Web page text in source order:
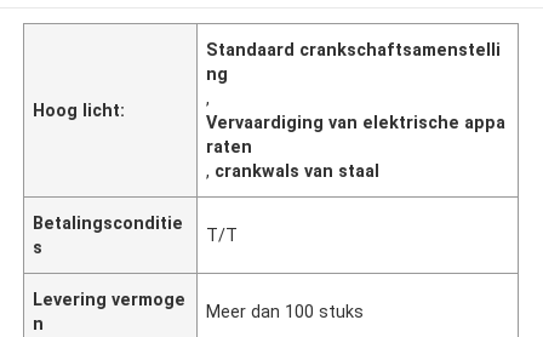
Hoog licht:
Standaard crankschaftsamenstelli
ng
,
Vervaardiging van elektrische appa
raten
, crankwals van staal
Betalingsconditie
s
T/T
Levering vermoge
n
Meer dan 100 stuks